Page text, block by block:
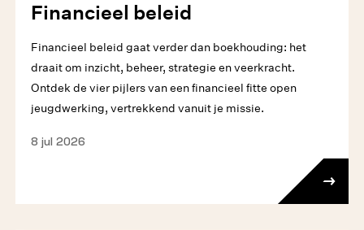
Financieel beleid
Financieel beleid gaat verder dan boekhouding: het
draait om inzicht, beheer, strategie en veerkracht.
Ontdek de vier pijlers van een financieel fitte open
jeugdwerking, vertrekkend vanuit je missie.
8 jul 2026